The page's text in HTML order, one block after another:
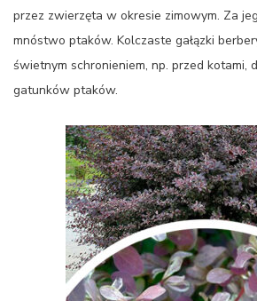
przez zwierzęta w okresie zimowym. Za
mnóstwo ptaków. Kolczaste gałązki
świetnym schronieniem, np. przed kotami,
gatunków ptaków.